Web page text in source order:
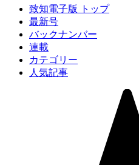
致知電子版 トップ
最新号
バックナンバー
連載
カテゴリー
人気記事